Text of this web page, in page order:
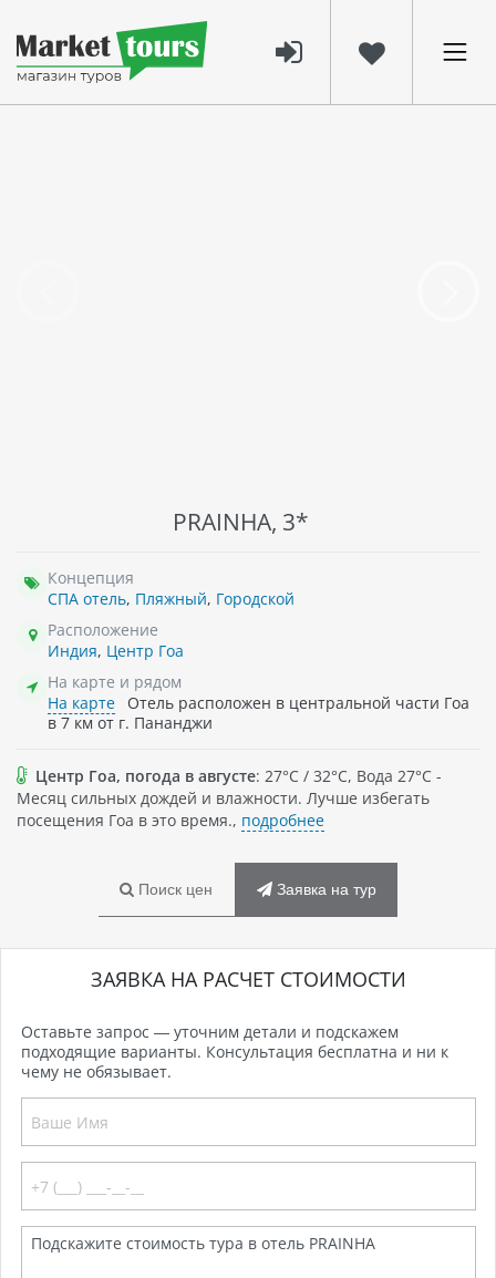
PRAINHA, 3*
Концепция
СПА отель, Пляжный, Городской
Расположение
Индия, Центр Гоа
На карте и рядом
На карте
Отель расположен в центральной части Гоа
в 7 км от г. Пананджи
Центр Гоа, погода в августе: 27°C / 32°C, Вода 27°C -
Месяц сильных дождей и влажности. Лучше избегать
посещения Гоа в это время., подробнее
Поиск цен Заявка на тур
ЗАЯВКА НА РАСЧЕТ СТОИМОСТИ
Оставьте запрос — уточним детали и подскажем
подходящие варианты. Консультация бесплатна и ни к
чему не обязывает.